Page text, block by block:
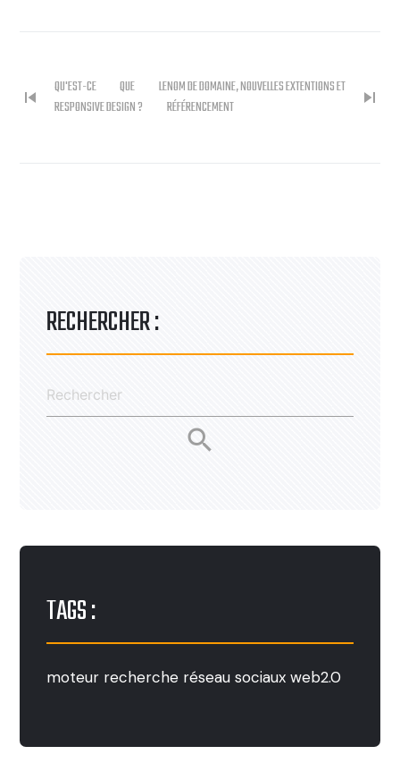
skip_previous
QU'EST-CE QUE LE
RESPONSIVE DESIGN ?
NOM DE DOMAINE, NOUVELLES EXTENTIONS ET
RÉFÉRENCEMENT
skip_next
RECHERCHER :
search
TAGS :
moteur recherche réseau sociaux web2.0